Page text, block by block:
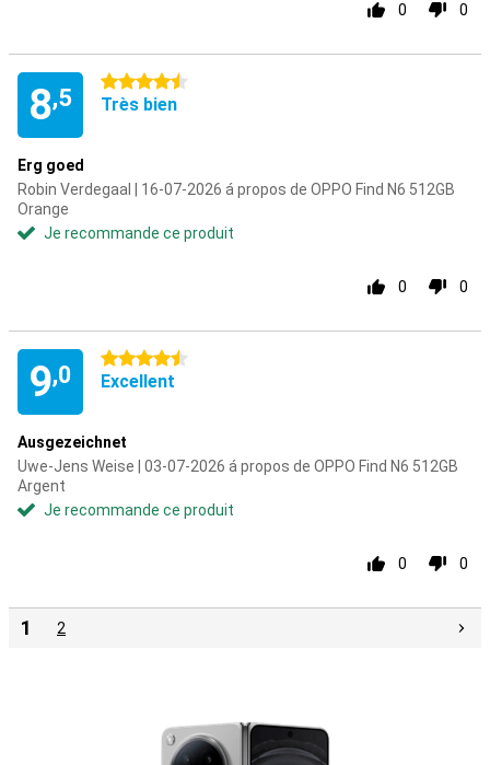
0 0
8,5
4.5 étoiles
Très bien
Erg goed
Robin Verdegaal | 16-07-2026 á propos de OPPO Find N6 512GB
Orange
Je recommande ce produit
0 0
9,0
4.5 étoiles
Excellent
Ausgezeichnet
Uwe-Jens Weise | 03-07-2026 á propos de OPPO Find N6 512GB
Argent
Je recommande ce produit
0 0
1 2